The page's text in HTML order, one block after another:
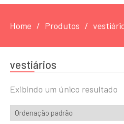
Home Produtos
vestiários
Exibindo um único resultado